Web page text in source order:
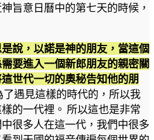
旨意日曆中的第七天的時候，
說，以諾是神的朋友，當這個
要進入一個新郎朋友的親密關
世代一切的奧秘告知他的朋
遇見這樣的時代的，所以我
的一代裡。 所以這也是非常
很多人在這一代，我們中很多